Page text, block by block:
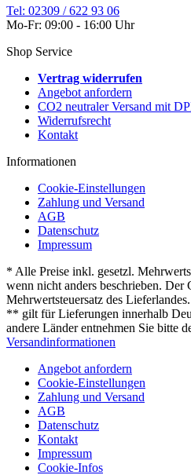
Tel: 02309 / 622 93 06
Mo-Fr: 09:00 - 16:00 Uhr
Shop Service
Vertrag widerrufen
Angebot anfordern
CO2 neutraler Versand mit
Widerrufsrecht
Kontakt
Informationen
Cookie-Einstellungen
Zahlung und Versand
AGB
Datenschutz
Impressum
* Alle Preise inkl. gesetzl.
wenn nicht anders beschrieben. Der
Mehrwertsteuersatz des Lieferlandes.
** gilt für Lieferungen innerhalb
andere Länder entnehmen Sie bitte
Versandinformationen
Angebot anfordern
Cookie-Einstellungen
Zahlung und Versand
AGB
Datenschutz
Kontakt
Impressum
Cookie-Infos